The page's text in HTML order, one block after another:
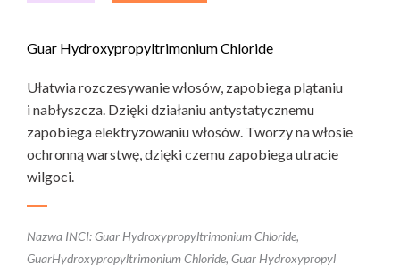
Guar Hydroxypropyltrimonium Chloride
Ułatwia rozczesywanie włosów, zapobiega plątaniu
i nabłyszcza. Dzięki działaniu antystatycznemu
zapobiega elektryzowaniu włosów. Tworzy na włosie
ochronną warstwę, dzięki czemu zapobiega utracie
wilgoci.
Nazwa INCI: Guar Hydroxypropyltrimonium Chloride,
GuarHydroxypropyltrimonium Chloride, Guar Hydroxypropyl